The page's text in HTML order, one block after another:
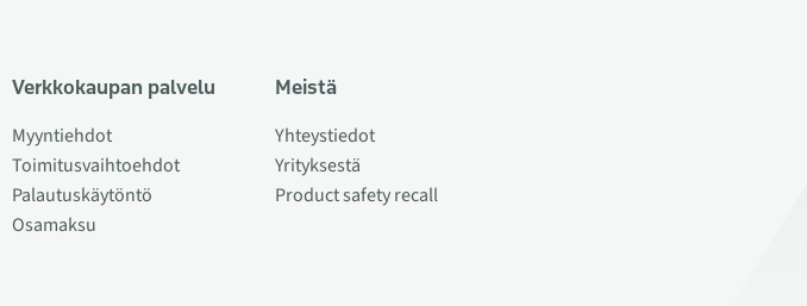
Verkkokaupan palvelu
Myyntiehdot
Toimitusvaihtoehdot
Palautuskäytöntö
Osamaksu
Meistä
Yhteystiedot
Yrityksestä
Product safety recall